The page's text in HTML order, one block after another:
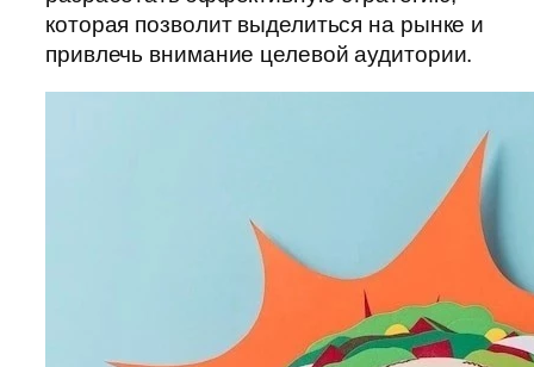
которая позволит выделиться на рынке и
привлечь внимание целевой аудитории.